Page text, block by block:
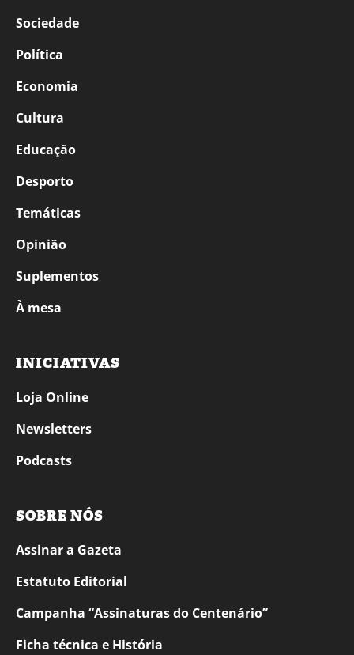
Sociedade
Política
Economia
Cultura
Educação
Desporto
Temáticas
Opinião
Suplementos
À mesa
INICIATIVAS
Loja Online
Newsletters
Podcasts
SOBRE NÓS
Assinar a Gazeta
Estatuto Editorial
Campanha “Assinaturas do Centenário”
Ficha técnica e História